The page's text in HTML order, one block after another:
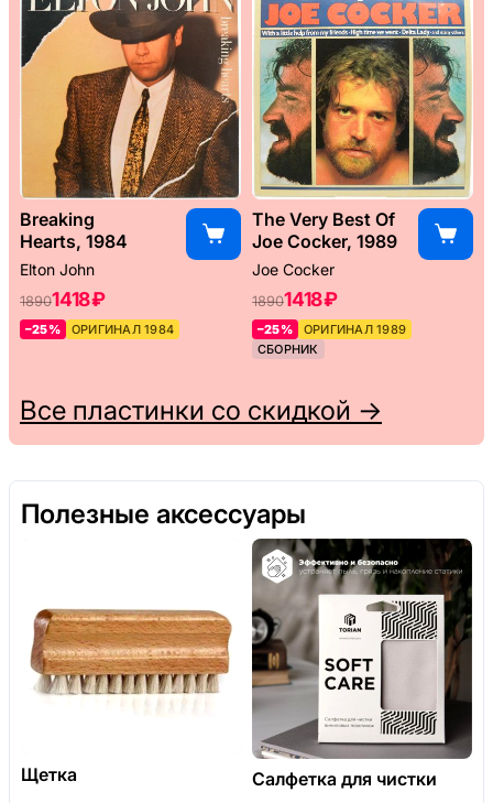
Breaking
Hearts, 1984
Elton John
18901418 ₽
–25% ОРИГИНАЛ 1984
The Very Best Of
Joe Cocker, 1989
Joe Cocker
18901418 ₽
–25%
ОРИГИНАЛ 1989
СБОРНИК
Все пластинки со скидкой →
Полезные аксессуары
Щетка Салфетка для чистки